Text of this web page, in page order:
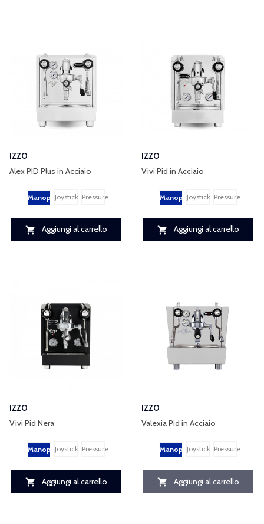
IZZO
Alex PID Plus in Acciaio
ManopoleJoystick Pressure
 Aggiungi al carrello
IZZO
Vivi Pid in Acciaio
ManopoleJoystick Pressure
 Aggiungi al carrello
IZZO
Vivi Pid Nera
ManopoleJoystick Pressure
 Aggiungi al carrello
IZZO
Valexia Pid in Acciaio
ManopoleJoystick Pressure
 Aggiungi al carrello